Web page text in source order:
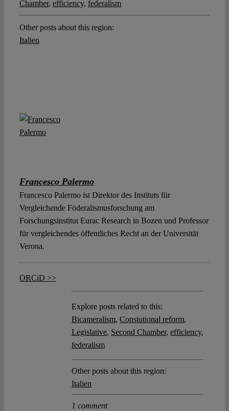
Chamber, efficiency, federalism
Other posts about this region:
Italien
Francesco Palermo
Francesco Palermo ist Direktor des Instituts für
Vergleichende Föderalismusforschung am
Forschungsinstitut Eurac Research in Bozen und Professor
für vergleichendes öffentliches Recht an der Universität
Verona.
ORCiD >>
Explore posts related to this:
Bicameralism, Constutional reform,
Legislative, Second Chamber, efficiency,
federalism
Other posts about this region:
Italien
1 comment